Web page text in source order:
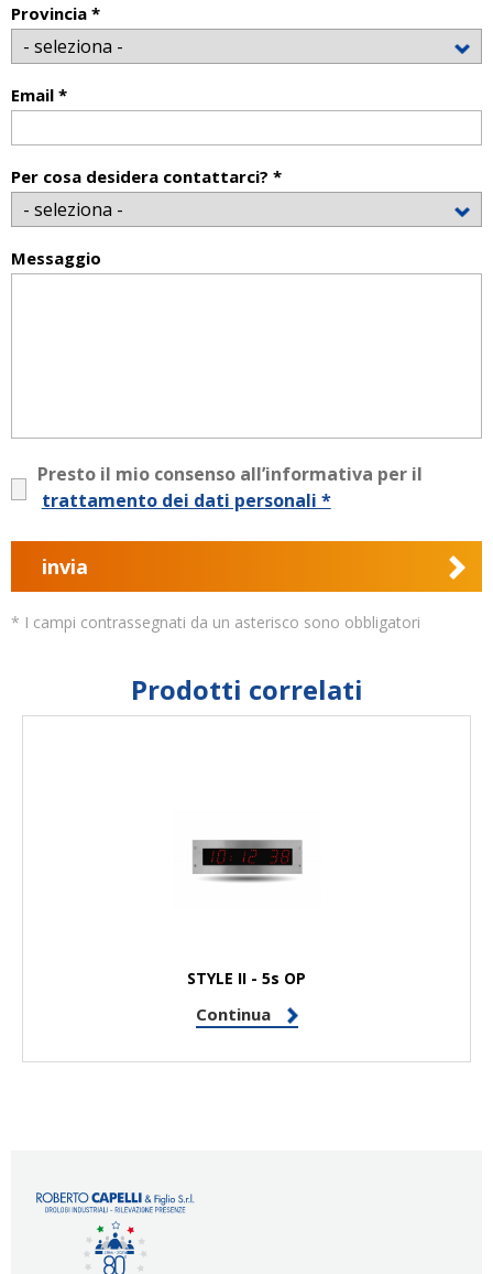
Provincia *
Email *
Per cosa desidera contattarci? *
Messaggio
Presto il mio consenso all’informativa per il
trattamento dei dati personali *
invia
* I campi contrassegnati da un asterisco sono obbligatori
Prodotti correlati
STYLE II - 5s OP
Continua